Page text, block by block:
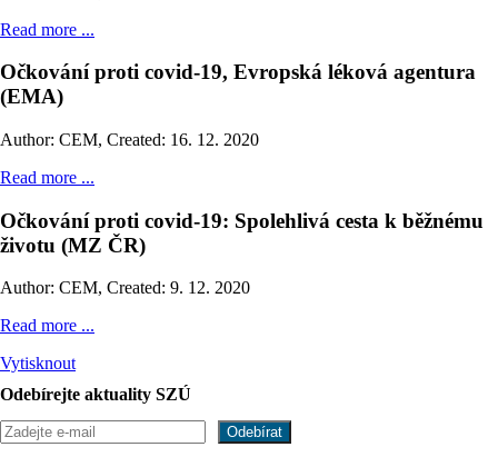
Read more ...
Očkování proti covid-19, Evropská léková agentura
(EMA)
Author: CEM, Created: 16. 12. 2020
Read more ...
Očkování proti covid-19: Spolehlivá cesta k běžnému
životu (MZ ČR)
Author: CEM, Created: 9. 12. 2020
Read more ...
Vytisknout
Odebírejte aktuality SZÚ